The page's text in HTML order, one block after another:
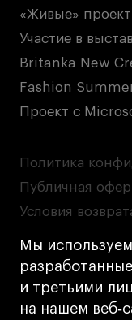
Мы
и третьими
на нашем
«Живые»
Участие в
Britanka New
Fashion
Проект с
Политика
Публичная
Условия
Кредит на
Лицензия на
деятельности
Университет»